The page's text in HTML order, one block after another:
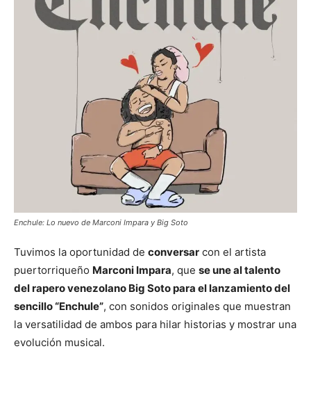
Enchule: Lo nuevo de Marconi Impara y Big Soto
Tuvimos la oportunidad de conversar con el artista
puertorriqueño Marconi Impara, que se une al talento
del rapero venezolano Big Soto para el lanzamiento del
sencillo “Enchule”, con sonidos originales que muestran
la versatilidad de ambos para hilar historias y mostrar una
evolución musical.